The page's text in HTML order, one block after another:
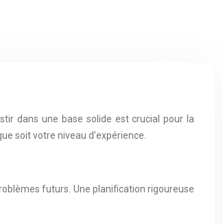
dans une base solide est crucial pour la
soit votre niveau d’expérience.
futurs. Une planification rigoureuse